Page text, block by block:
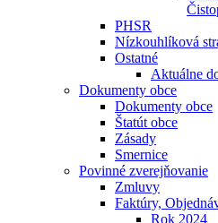
PHSR
Nízkouhlíková
Ostatné
Aktuálne
Dokumenty obce
Dokumenty obce
Štatút obce
Zásady
Smernice
Povinné zverejňovanie
Zmluvy
Faktúry,
Rok 2024